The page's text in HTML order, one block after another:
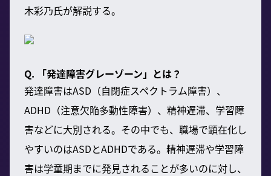
木彩乃氏が解説する。
Q. 「発達障害グレーゾーン」とは？
発達障害はASD（自閉症スペクトラム障害）、
ADHD（注意欠陥多動性障害）、精神遅滞、学習障
害などに大別される。その中でも、職場で顕在化し
やすいのはASDとADHDである。精神遅滞や学習障
害は学童期までに発見されることが多いのに対し、